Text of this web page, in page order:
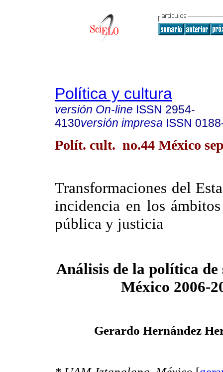
Política y cultura
versión On-line ISSN 2954-
4130versión impresa ISSN
Polít. cult. no.44 México
Transformaciones del
incidencia en los
pública y justicia
Análisis de la política de
México 2006-
Gerardo Hernández